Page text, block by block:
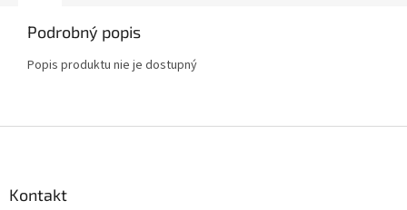
Podrobný popis
Popis produktu nie je dostupný
Kontakt